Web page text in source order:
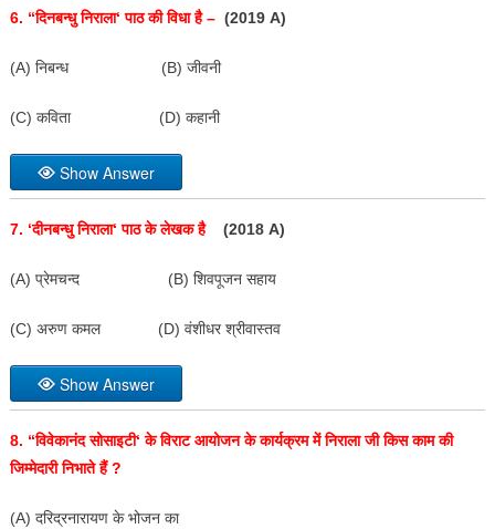
6. “दिनबन्धु निराला‘पाठ की विधा है – (2019 A)
(A) निबन्ध (B) जीवनी
(C) कविता (D) कहानी
Show Answer
7. ‘दीनबन्धु निराला‘पाठ के लेखक है (2018 A)
(A) प्रेमचन्द (B) शिवपूजन सहाय
(C) अरुण कमल (D) वंशीधर श्रीवास्तव
Show Answer
8. “विवेकानंद सोसाइटी‘के विराट आयोजन के कार्यक्रम में निराला जी किस काम की
जिम्मेदारी निभाते हैं?
(A) दरिद्रनारायण के भोजन का